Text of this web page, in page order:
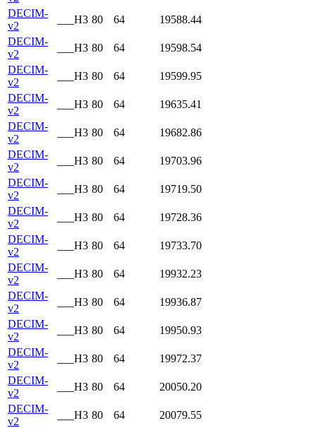
DECIM-
v2
___H3 80 64
19588.44
DECIM-
v2
___H3 80 64
19598.54
DECIM-
v2
___H3 80 64
19599.95
DECIM-
v2
___H3 80 64
19635.41
DECIM-
v2
___H3 80 64
19682.86
DECIM-
v2
___H3 80 64
19703.96
DECIM-
v2
___H3 80 64
19719.50
DECIM-
v2
___H3 80 64
19728.36
DECIM-
v2
___H3 80 64
19733.70
DECIM-
v2
___H3 80 64
19932.23
DECIM-
v2
___H3 80 64
19936.87
DECIM-
v2
___H3 80 64
19950.93
DECIM-
v2
___H3 80 64
19972.37
DECIM-
v2
___H3 80 64
20050.20
DECIM-
v2
___H3 80 64
20079.55